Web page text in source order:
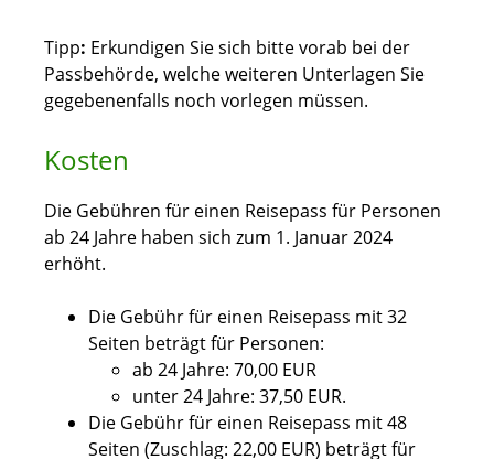
Tipp: Erkundigen Sie sich bitte vorab bei der
Passbehörde, welche weiteren Unterlagen Sie
gegebenenfalls noch vorlegen müssen.
Kosten
Die Gebühren für einen Reisepass für Personen
ab 24 Jahre haben sich zum 1. Januar 2024
erhöht.
Die Gebühr für einen Reisepass mit 32
Seiten beträgt für Personen:
ab 24 Jahre: 70,00 EUR
unter 24 Jahre: 37,50 EUR.
Die Gebühr für einen Reisepass mit 48
Seiten (Zuschlag: 22,00 EUR) beträgt für